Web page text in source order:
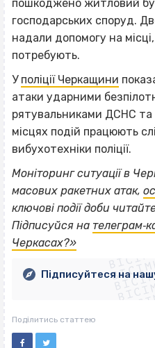
пошкоджено житловий
господарських споруд.
надали допомогу на місці,
потребують.
У поліції Черкащини
атаки ударними
рятувальниками ДСНС
місцях подій працюють
вибухотехніки поліції.
Моніторинг ситуації в
масових ракетних атак,
ключові події доби
Підписуйся на
Черкасах?»
Підписуйтеся на
Поділитись статтею